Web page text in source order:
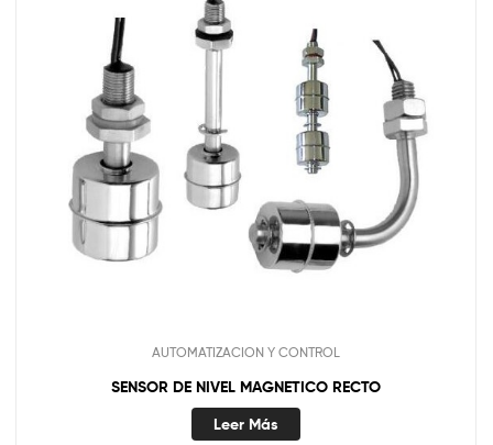
AUTOMATIZACION Y CONTROL
SENSOR DE NIVEL MAGNETICO RECTO
Leer Más